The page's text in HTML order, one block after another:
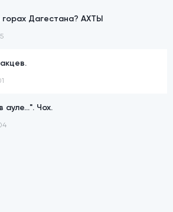
горах Дагестана? АХТЫ
Чох.